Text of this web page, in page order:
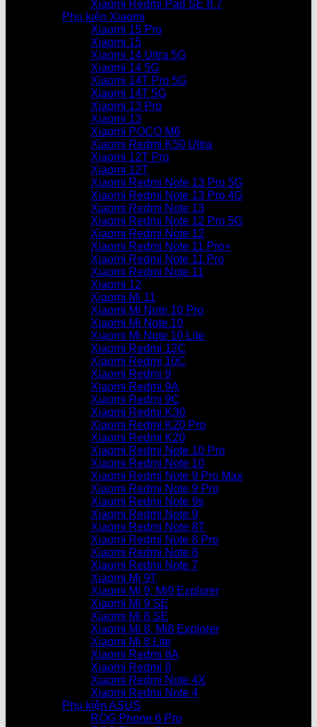
Xiaomi Redmi Pad SE 8.7
Phụ kiện Xiaomi
Xiaomi 15 Pro
Xiaomi 15
Xiaomi 14 Ultra 5G
Xiaomi 14 5G
Xiaomi 14T Pro 5G
Xiaomi 14T 5G
Xiaomi 13 Pro
Xiaomi 13
Xiaomi POCO M6
Xiaomi Redmi K50 Ultra
Xiaomi 12T Pro
Xiaomi 12T
Xiaomi Redmi Note 13 Pro 5G
Xiaomi Redmi Note 13 Pro 4G
Xiaomi Redmi Note 13
Xiaomi Redmi Note 12 Pro 5G
Xiaomi Redmi Note 12
Xiaomi Redmi Note 11 Pro+
Xiaomi Redmi Note 11 Pro
Xiaomi Redmi Note 11
Xiaomi 12
Xiaomi Mi 11
Xiaomi Mi Note 10 Pro
Xiaomi Mi Note 10
Xiaomi Mi Note 10 Lite
Xiaomi Redmi 12C
Xiaomi Redmi 10C
Xiaomi Redmi 9
Xiaomi Redmi 9A
Xiaomi Redmi 9C
Xiaomi Redmi K30
Xiaomi Redmi K20 Pro
Xiaomi Redmi K20
Xiaomi Redmi Note 10 Pro
Xiaomi Redmi Note 10
Xiaomi Redmi Note 9 Pro Max
Xiaomi Redmi Note 9 Pro
Xiaomi Redmi Note 9s
Xiaomi Redmi Note 9
Xiaomi Redmi Note 8T
Xiaomi Redmi Note 8 Pro
Xiaomi Redmi Note 8
Xiaomi Redmi Note 7
Xiaomi Mi 9T
Xiaomi Mi 9, Mi9 Explorer
Xiaomi Mi 9 SE
Xiaomi Mi 8 SE
Xiaomi Mi 8, Mi8 Explorer
Xiaomi Mi 8 Lite
Xiaomi Redmi 8A
Xiaomi Redmi 8
Xiaomi Redmi Note 4X
Xiaomi Redmi Note 4
Phụ kiện ASUS
ROG Phone 6 Pro